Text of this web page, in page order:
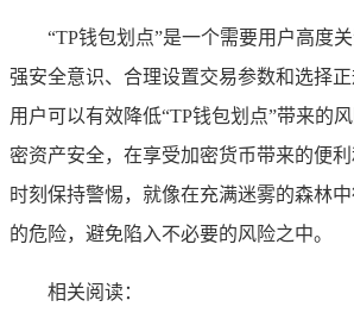
“TP钱包划点”是一个需要用户高度
强安全意识、合理设置交易参数和选择正
用户可以有效降低“TP钱包划点”带来的
密资产安全，在享受加密货币带来的便
时刻保持警惕，就像在充满迷雾的森林
的危险，避免陷入不必要的风险之中。
相关阅读：